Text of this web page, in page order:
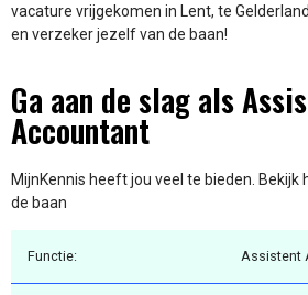
vacature vrijgekomen in Lent, te
en verzeker jezelf van de baan!
Ga aan de slag als
Accountant
MijnKennis heeft jou veel te bieden. Bekijk
de baan
Functie: Assistent